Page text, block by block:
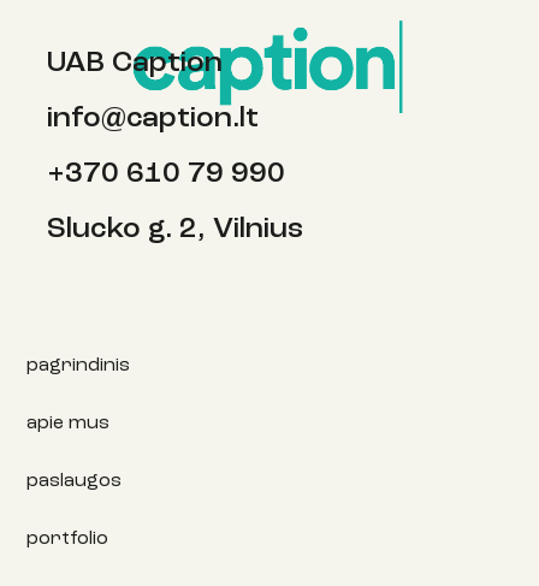
paukštis ir koks yra dirvožemio skonis?
UAB Caption
info@caption.lt
+370 610 79 990
Slucko g. 2, Vilnius
pagrindinis
apie mus
paslaugos
portfolio